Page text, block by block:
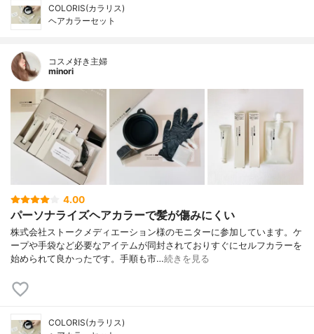
COLORIS(カラリス)
ヘアカラーセット
コスメ好き主婦
minori
4.00
パーソナライズヘアカラーで髪が傷みにくい
株式会社ストークメディエーション様のモニターに参加しています。ケ
ープや手袋など必要なアイテムが同封されておりすぐにセルフカラーを
始められて良かったです。手順も市…続きを見る
COLORIS(カラリス)